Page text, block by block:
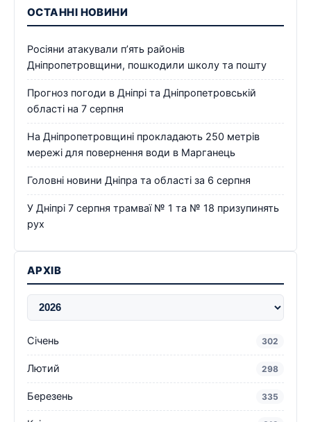
ОСТАННІ НОВИНИ
Росіяни атакували п’ять районів
Дніпропетровщини, пошкодили школу та пошту
Прогноз погоди в Дніпрі та Дніпропетровській
області на 7 серпня
На Дніпропетровщині прокладають 250 метрів
мережі для повернення води в Марганець
Головні новини Дніпра та області за 6 серпня
У Дніпрі 7 серпня трамваї № 1 та № 18 призупинять
рух
АРХІВ
Січень 302
Лютий 298
Березень 335